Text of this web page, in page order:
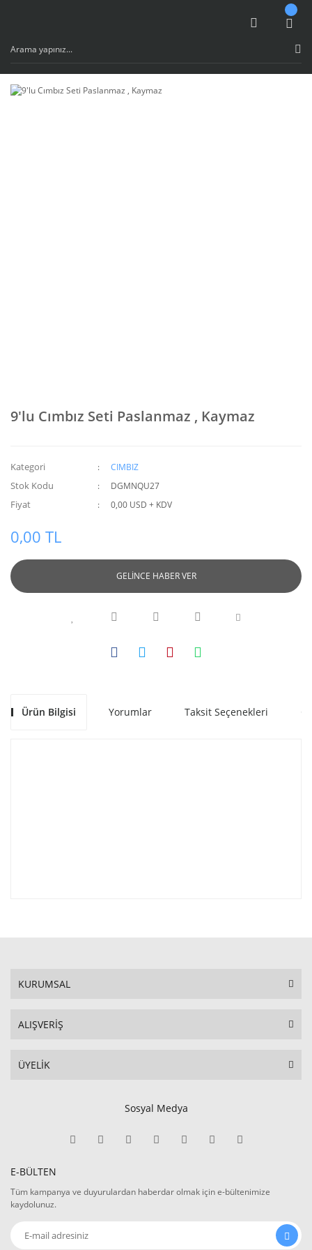
9'lu Cımbız Seti Paslanmaz , Kaymaz
Kategori CIMBIZ
Stok Kodu DGMNQU27
Fiyat 0,00 USD + KDV
0,00 TL
GELİNCE HABER VER
Ürün Bilgisi Yorumlar Taksit Seçenekleri
KURUMSAL
ALIŞVERİŞ
ÜYELİK
Sosyal Medya
E-BÜLTEN
Tüm kampanya ve duyurulardan haberdar olmak için e-bültenimize
kaydolunuz.